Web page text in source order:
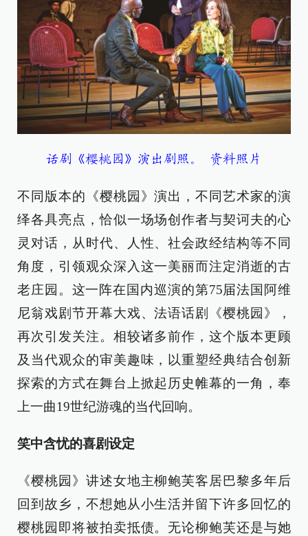
话剧《樱桃园》演出剧照。 资料照片
不同版本的《樱桃园》演出，不同艺术家的演
绎各具亮点，恰似一场场创作者与契诃夫的心
灵对话，从时代、人性、社会政经结构等不同
角度，引领观众深入这一美丽而注定消逝的古
老庄园。这一阵在国内巡演的第75届法国阿维
尼翁戏剧节开幕大戏、法语话剧《樱桃园》，
再次引发关注。相较诸多前作，这个版本更顾
及当代观众的审美趣味，以重塑经典结合创新
探索的方式在舞台上掀起历史帷幕的一角，奉
上一曲19世纪游魂的当代回响。
笑中含忧的喜剧设定
《樱桃园》讲述女地主柳鲍芙客居巴黎多年后
回到故乡，不想她从小生活并留下许多回忆的
樱桃园即将被拍卖抵债。无论柳鲍芙还是与她